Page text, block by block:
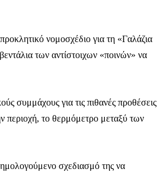
νομοσχέδιο για τη «Γαλάζια
των αντίστοιχων «ποινών» να
συμμάχους για τις πιθανές προθέσεις
περιοχή, το θερμόμετρο μεταξύ των
σχεδιασμό της να